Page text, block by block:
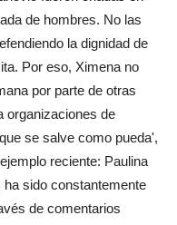
de hombres. No las
la dignidad de
Por eso, Ximena no
por parte de otras
organizaciones de
se salve como pueda',
reciente: Paulina
sido constantemente
de comentarios